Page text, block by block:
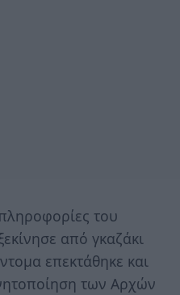
του
από γκαζάκι
επεκτάθηκε και
των Αρχών